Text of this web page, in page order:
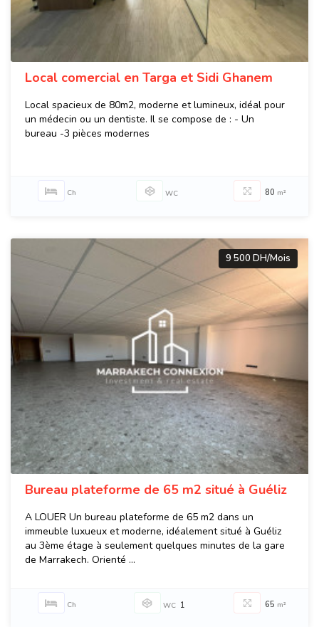
Local comercial en Targa et Sidi Ghanem
Local spacieux de 80m2, moderne et lumineux, idéal pour
un médecin ou un dentiste. Il se compose de : - Un
bureau -3 pièces modernes
Ch WC 80 m²
9 500 DH/Mois
Bureau plateforme de 65 m2 situé à Guéliz
A LOUER Un bureau plateforme de 65 m2 dans un
immeuble luxueux et moderne, idéalement situé à Guéliz
au 3ème étage à seulement quelques minutes de la gare
de Marrakech. Orienté ...
Ch WC 1 65 m²